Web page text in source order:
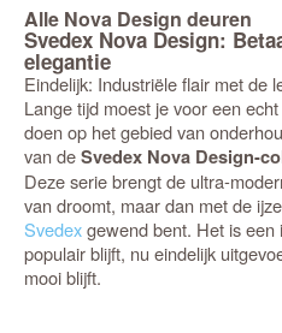
Alle Nova Design deuren
Svedex Nova Design:
elegantie
Eindelijk: Industriële flair met de
Lange tijd moest je voor een
doen op het gebied van
van deSvedex Nova Design-
Deze serie brengt de ultra-
van droomt, maar dan met de
Svedexgewend bent. Het is
populair blijft, nu eindelijk
mooi blijft.